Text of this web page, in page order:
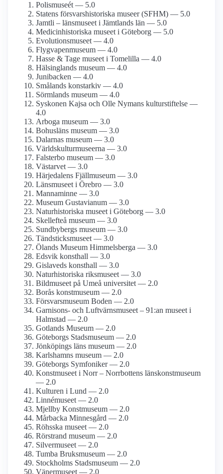
Polismuseét — 5.0
Statens försvars­historiska museer (SFHM) — 5.0
Jamtli – länsmuseet i Jämtlands län — 5.0
Medicinhistoriska museet i Göteborg — 5.0
Evolutions­museet — 4.0
Flygvapen­museum — 4.0
Hasse & Tage museet i Tomelilla — 4.0
Hälsinglands museum — 4.0
Junibacken — 4.0
Smålands konstarkiv — 4.0
Sörmlands museum — 4.0
Syskonen Kajsa och Olle Nymans kulturstiftelse —
4.0
Arboga museum — 3.0
Bohusläns museum — 3.0
Dalarnas museum — 3.0
Världskultur­museerna — 3.0
Falsterbo museum — 3.0
Västarvet — 3.0
Härjedalens Fjällmuseum — 3.0
Länsmuseet i Örebro — 3.0
Mannaminne — 3.0
Museum Gustavianum — 3.0
Naturhistoriska museet i Göteborg — 3.0
Skellefteå museum — 3.0
Sundbybergs museum — 3.0
Tändsticks­museet — 3.0
Ölands Museum Himmelsberga — 3.0
Edsvik konsthall — 3.0
Gislaveds konsthall — 3.0
Naturhistoriska riksmuseet — 3.0
Bildmuseet på Umeå universitet — 2.0
Borås konstmuseum — 2.0
Försvars­museum Boden — 2.0
Garnisons- och Luftvärns­museet – 91:an museet i
Halmstad — 2.0
Gotlands Museum — 2.0
Göteborgs Stadsmuseum — 2.0
Jönköpings läns museum — 2.0
Karlshamns museum — 2.0
Göteborgs Symfoniker — 2.0
Konstmuseet i Norr – Norrbottens länskonst­museum
— 2.0
Kulturen i Lund — 2.0
Linnémuseet — 2.0
Mjellby Konstmuseum — 2.0
Mårbacka Minnesgård — 2.0
Röhsska museet — 2.0
Rörstrand museum — 2.0
Silvermuseet — 2.0
Tumba Bruksmuseum — 2.0
Stockholms Stadsmuseum — 2.0
Vänermuseet — 2.0